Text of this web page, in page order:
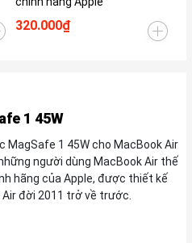
320.000₫
1 45W
MagSafe 1 45W cho MacBook Air
người dùng MacBook Air thế
hãng của Apple, được thiết kế
đời 2011 trở về trước.